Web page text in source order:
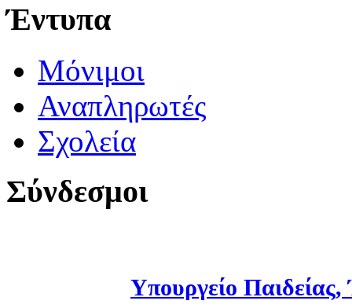
Έντυπα
Μόνιμοι
Αναπληρωτές
Σχολεία
Σύνδεσμοι
Υπουργείο